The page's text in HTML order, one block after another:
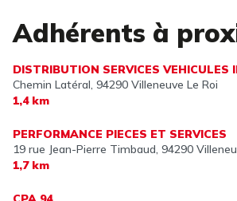
Adhérents à
DISTRIBUTION SERVICES VEHICULES
Chemin Latéral, 94290 Villeneuve Le Roi
1,4 km
PERFORMANCE PIECES ET SERVICES
19 rue Jean-Pierre Timbaud, 94290
1,7 km